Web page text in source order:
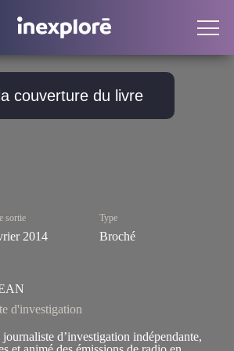
sortie
2014
Type
Broché
d'investigation
journaliste d’investigation indépendante,